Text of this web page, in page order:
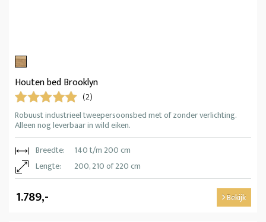
Houten bed Brooklyn
(2)
Robuust industrieel tweepersoonsbed met of zonder verlichting.
Alleen nog leverbaar in wild eiken.
Breedte:
140 t/m 200 cm
Lengte:
200, 210 of 220 cm
1.789,- Bekijk